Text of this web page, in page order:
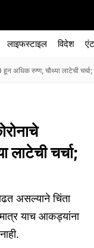
लाइफस्टाइल विदेश
अधिक रुग्ण, चौथ्या लाटेची
चर्चा;
असल्याने चिंता
याच आकड्यांना